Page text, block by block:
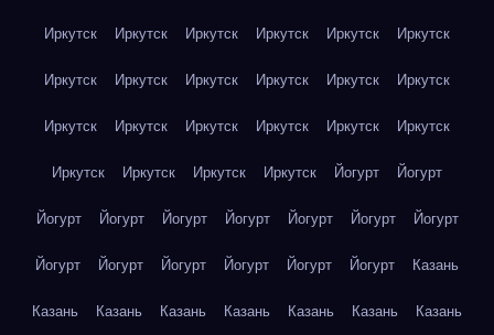
Иркутск Иркутск Иркутск Иркутск Иркутск Иркутск
Иркутск Иркутск Иркутск Иркутск Иркутск Иркутск
Иркутск Иркутск Иркутск Иркутск Иркутск Иркутск
Иркутск Иркутск Иркутск Иркутск Йогурт Йогурт
Йогурт Йогурт Йогурт Йогурт Йогурт Йогурт Йогурт
Йогурт Йогурт Йогурт Йогурт Йогурт Йогурт Казань
Казань Казань Казань Казань Казань Казань Казань